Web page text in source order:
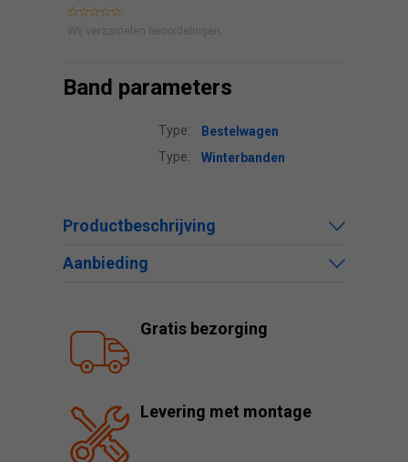
Wij verzamelen beoordelingen.
Band parameters
Type:
Bestelwagen
Type:
Winterbanden
Productbeschrijving
Aanbieding
Gratis bezorging
Levering met montage